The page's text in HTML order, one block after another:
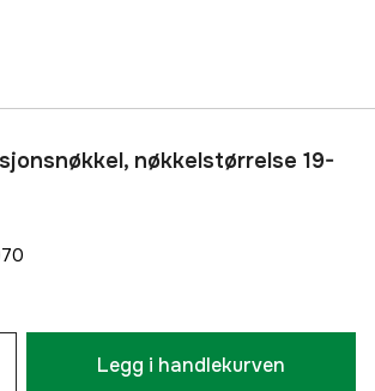
nøkkelstørrelse 19-
Legg i handlekurven